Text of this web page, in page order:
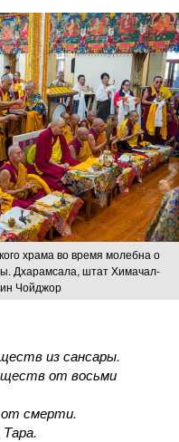
храма во время молебна о
Дхарамсала, штат Химачал-
Чойджор
из сансары.
от восьми
смерти.